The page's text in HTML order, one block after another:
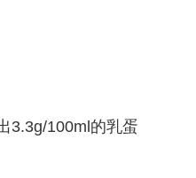
3.3g/100ml的乳蛋